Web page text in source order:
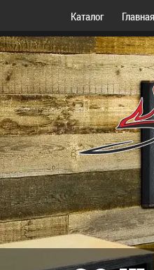
Каталог Главная